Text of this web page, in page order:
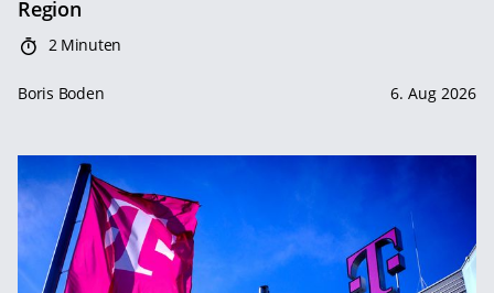
Region
2 Minuten
Boris Boden 6. Aug 2026